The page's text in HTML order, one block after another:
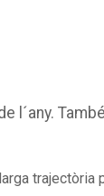
l´any.